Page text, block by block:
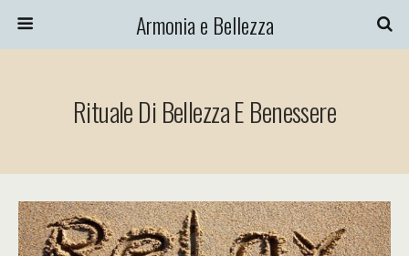
Armonia e Bellezza
Rituale Di Bellezza E Benessere